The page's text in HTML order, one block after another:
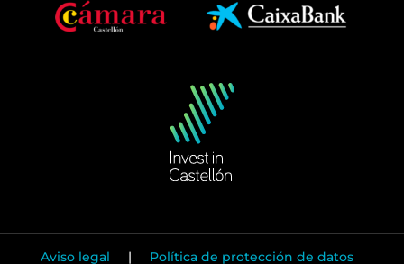
Aviso legal | Política de protección de datos